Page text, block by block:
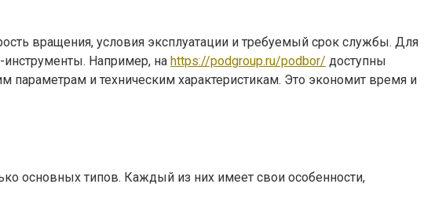
вращения, условия эксплуатации и требуемый срок службы. Для
Например, на https://podgroup.ru/podbor/ доступны
и техническим характеристикам. Это экономит время и
основных типов. Каждый из них имеет свои особенности,